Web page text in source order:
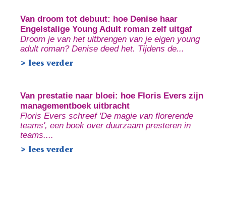
Van droom tot debuut: hoe Denise haar
Engelstalige Young Adult roman zelf uitgaf
Droom je van het uitbrengen van je eigen young
adult roman? Denise deed het. Tijdens de...
> lees verder
Van prestatie naar bloei: hoe Floris Evers zijn
managementboek uitbracht
Floris Evers schreef 'De magie van florerende
teams', een boek over duurzaam presteren in
teams....
> lees verder